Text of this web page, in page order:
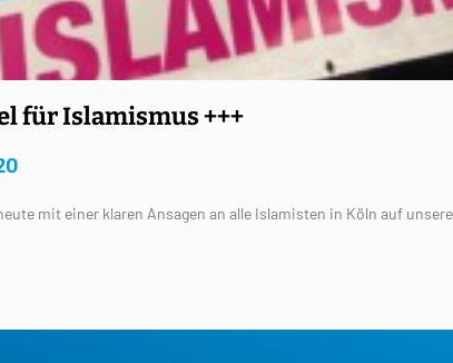
für Islamismus +++
mit einer klaren Ansagen an alle Islamisten in Köln auf